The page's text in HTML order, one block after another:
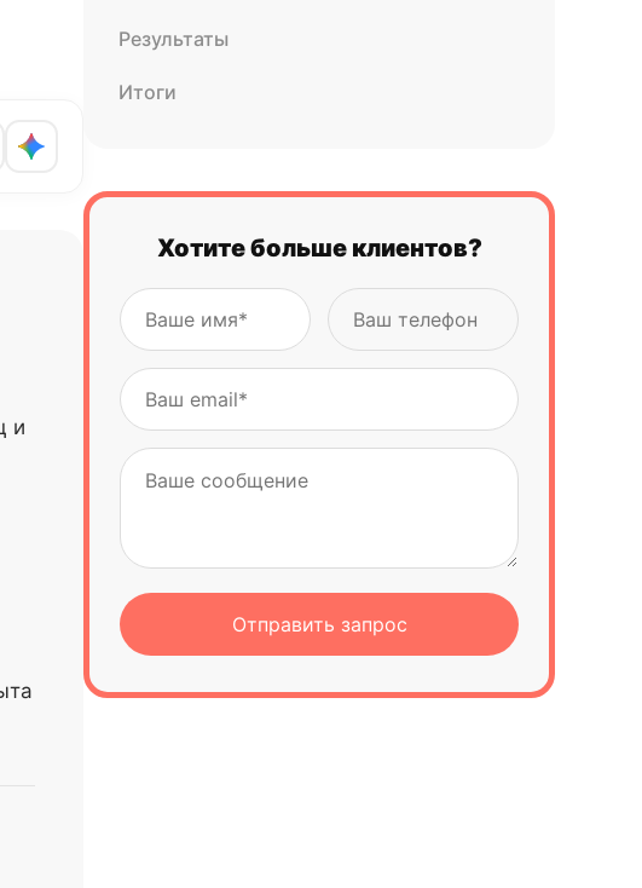
и
Результаты
Итоги
Хотите больше клиентов?